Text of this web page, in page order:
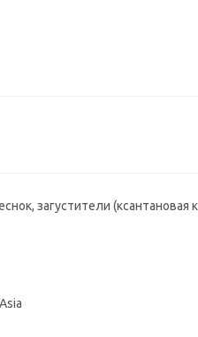
загустители (ксантановая